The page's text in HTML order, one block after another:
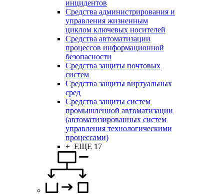
инцидентов
Средства администрирования и
управления жизненным
циклом ключевых носителей
Средства автоматизации
процессов информационной
безопасности
Средства защиты почтовых
систем
Средства защиты виртуальных
сред
Средства защиты систем
промышленной автоматизации
(автоматизированных систем
управления технологическими
процессами)
+ ЕЩЕ 17